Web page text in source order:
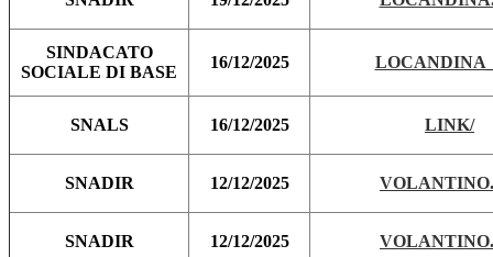
SINDACATO
SOCIALE DI BASE
16/12/2025
SNALS 16/12/2025 LINK/
SNADIR 12/12/2025
SNADIR 12/12/2025